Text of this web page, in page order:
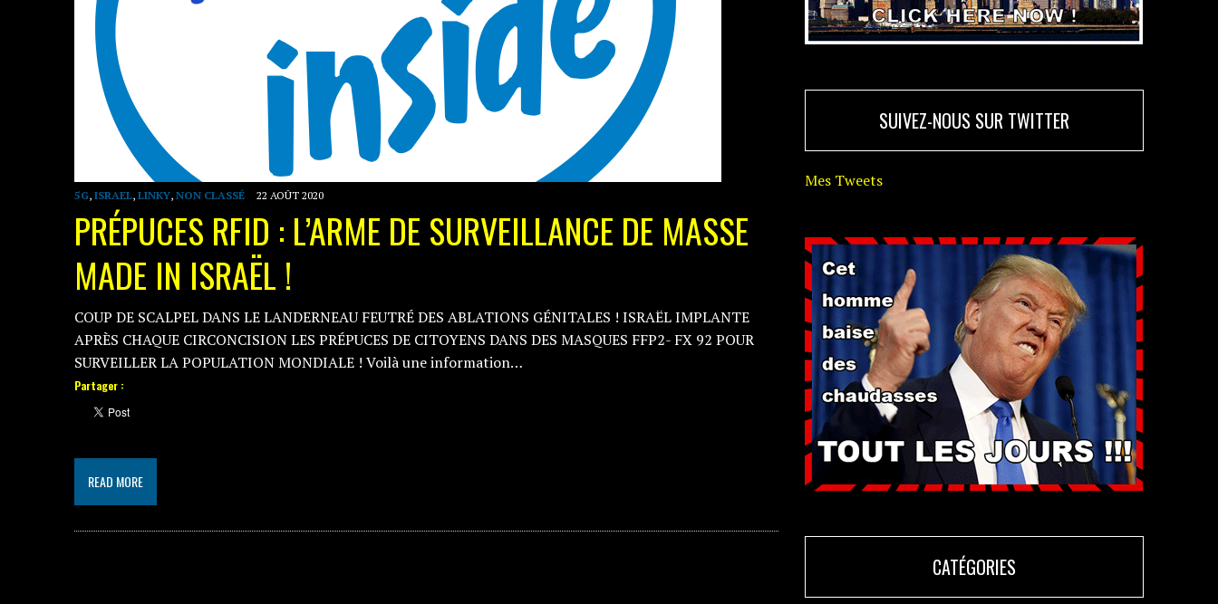
5G, ISRAEL, LINKY, NON CLASSÉ 22 AOÛT 2020
PRÉPUCES RFID : L’ARME DE SURVEILLANCE DE MASSE
MADE IN ISRAËL !
COUP DE SCALPEL DANS LE LANDERNEAU FEUTRÉ DES ABLATIONS GÉNITALES ! ISRAËL IMPLANTE
APRÈS CHAQUE CIRCONCISION LES PRÉPUCES DE CITOYENS DANS DES MASQUES FFP2- FX 92 POUR
SURVEILLER LA POPULATION MONDIALE ! Voilà une information…
Partager :
READ MORE
SUIVEZ-NOUS SUR TWITTER
Mes Tweets
CATÉGORIES